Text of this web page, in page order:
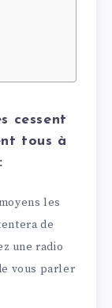
cessent
tous à
les
de
une radio
vous parler